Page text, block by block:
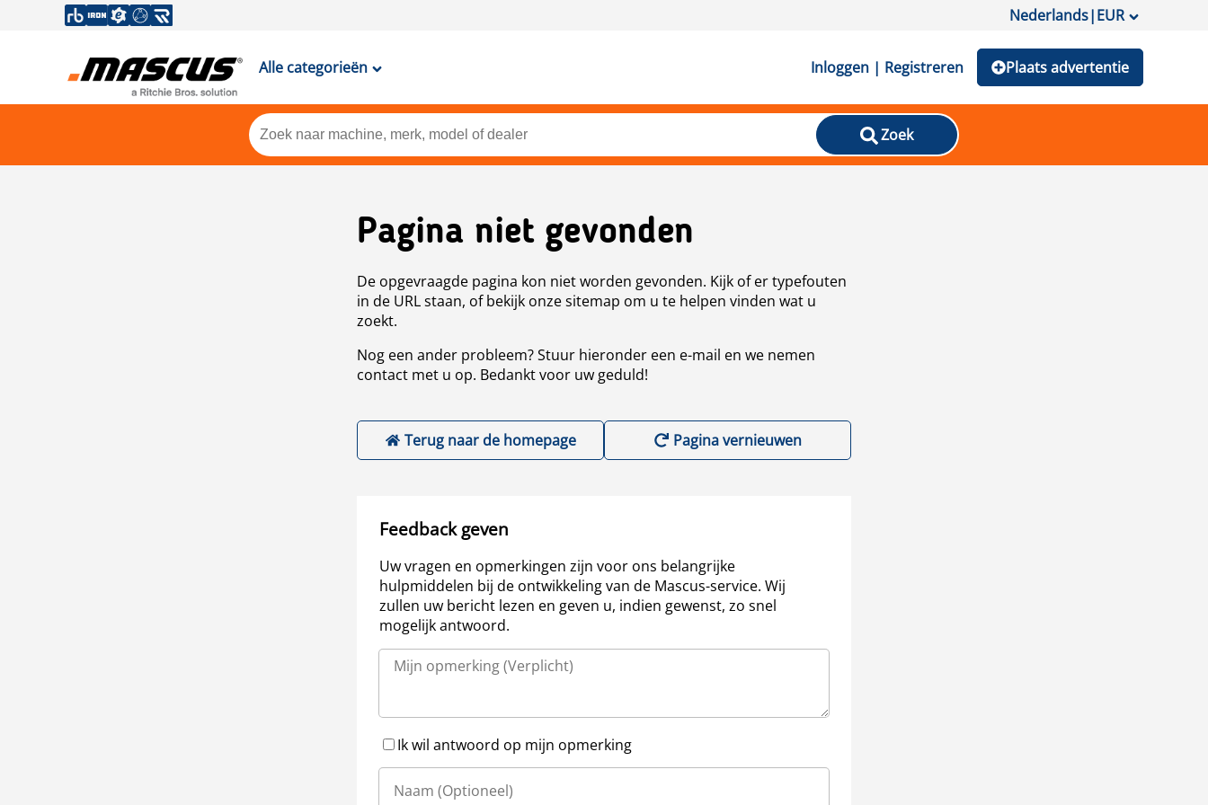
Nederlands|EUR
Alle categorieën Inloggen | Registreren Plaats advertentie
Zoek
Pagina niet gevonden
De opgevraagde pagina kon niet worden gevonden. Kijk of er typefouten
in de URL staan, of bekijk onze sitemap om u te helpen vinden wat u
zoekt.
Nog een ander probleem? Stuur hieronder een e-mail en we nemen
contact met u op. Bedankt voor uw geduld!
Terug naar de homepage Pagina vernieuwen
Feedback geven
Uw vragen en opmerkingen zijn voor ons belangrijke
hulpmiddelen bij de ontwikkeling van de Mascus-service. Wij
zullen uw bericht lezen en geven u, indien gewenst, zo snel
mogelijk antwoord.
Ik wil antwoord op mijn opmerking